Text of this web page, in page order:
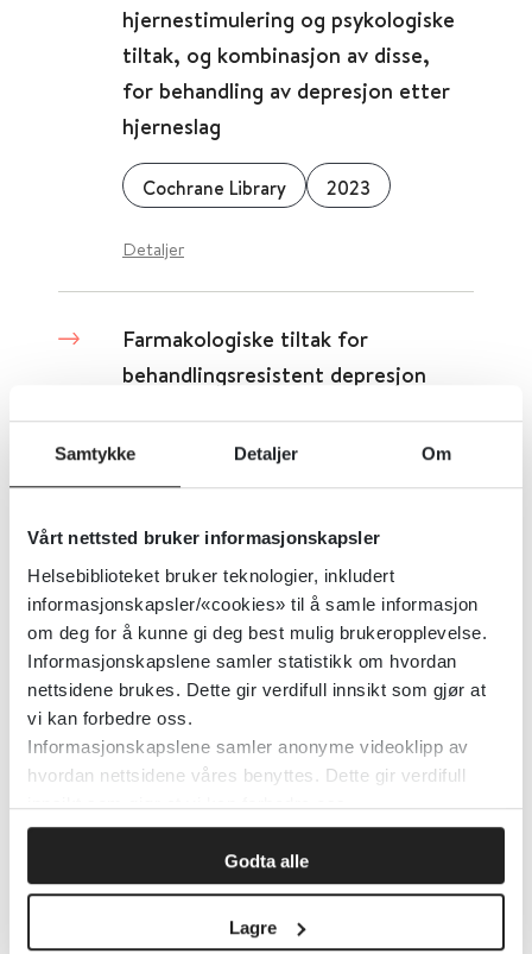
Samtykke Detaljer Om
Vårt nettsted bruker informasjonskapsler
Helsebiblioteket bruker teknologier, inkludert
informasjonskapsler/«cookies» til å samle informasjon
om deg for å kunne gi deg best mulig brukeropplevelse.
Informasjonskapslene samler statistikk om hvordan
nettsidene brukes. Dette gir verdifull innsikt som gjør at
vi kan forbedre oss.
Informasjonskapslene samler anonyme videoklipp av
hvordan nettsidene våres benyttes. Dette gir verdifull
innsikt som gjør at vi kan forbedre oss.
Godta alle
Lagre
hjernestimulering og psykologiske
tiltak, og kombinasjon av disse,
for behandling av depresjon etter
hjerneslag
Cochrane Library 2023
Detaljer
Farmakologiske tiltak for
behandlingsresistent depresjon
Cochrane Library
Detaljer
Farmakologisk behandling av
psykotisk depresjon
Cochrane Library
Detaljer
Familietiltak mot bipolar lidelse
Cochrane Library